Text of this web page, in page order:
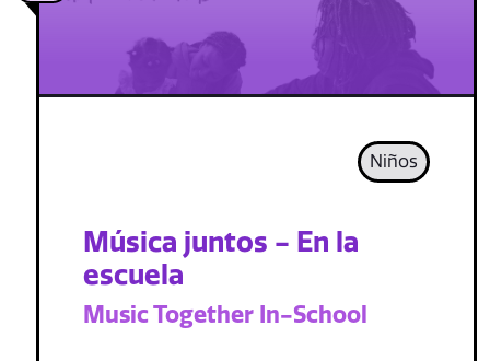
Niños
Música juntos - En la
escuela
Music Together In-School